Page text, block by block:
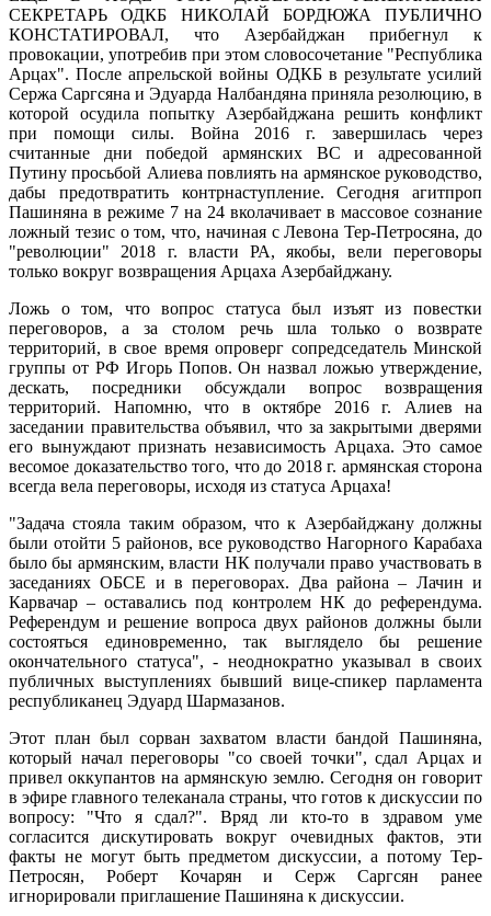
СЕКРЕТАРЬ ОДКБ НИКОЛАЙ БОРДЮЖА ПУБЛИЧНО
КОНСТАТИРОВАЛ, что Азербайджан прибегнул к
провокации, употребив при этом словосочетание "Республика
Арцах". После апрельской войны ОДКБ в результате усилий
Сержа Саргсяна и Эдуарда Налбандяна приняла резолюцию, в
которой осудила попытку Азербайджана решить конфликт
при помощи силы. Война 2016 г. завершилась через
считанные дни победой армянских ВС и адресованной
Путину просьбой Алиева повлиять на армянское руководство,
дабы предотвратить контрнаступление. Сегодня агитпроп
Пашиняна в режиме 7 на 24 вколачивает в массовое сознание
ложный тезис о том, что, начиная с Левона Тер-Петросяна, до
"революции" 2018 г. власти РА, якобы, вели переговоры
только вокруг возвращения Арцаха Азербайджану.
Ложь о том, что вопрос статуса был изъят из повестки
переговоров, а за столом речь шла только о возврате
территорий, в свое время опроверг сопредседатель Минской
группы от РФ Игорь Попов. Он назвал ложью утверждение,
дескать, посредники обсуждали вопрос возвращения
территорий. Напомню, что в октябре 2016 г. Алиев на
заседании правительства объявил, что за закрытыми дверями
его вынуждают признать независимость Арцаха. Это самое
весомое доказательство того, что до 2018 г. армянская сторона
всегда вела переговоры, исходя из статуса Арцаха!
"Задача стояла таким образом, что к Азербайджану должны
были отойти 5 районов, все руководство Нагорного Карабаха
было бы армянским, власти НК получали право участвовать в
заседаниях ОБСЕ и в переговорах. Два района – Лачин и
Карвачар – оставались под контролем НК до референдума.
Референдум и решение вопроса двух районов должны были
состояться единовременно, так выглядело бы решение
окончательного статуса", - неоднократно указывал в своих
публичных выступлениях бывший вице-спикер парламента
республиканец Эдуард Шармазанов.
Этот план был сорван захватом власти бандой Пашиняна,
который начал переговоры "со своей точки", сдал Арцах и
привел оккупантов на армянскую землю. Сегодня он говорит
в эфире главного телеканала страны, что готов к дискуссии по
вопросу: "Что я сдал?". Вряд ли кто-то в здравом уме
согласится дискутировать вокруг очевидных фактов, эти
факты не могут быть предметом дискуссии, а потому Тер-
Петросян, Роберт Кочарян и Серж Саргсян ранее
игнорировали приглашение Пашиняна к дискуссии.